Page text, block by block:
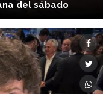
del sábado